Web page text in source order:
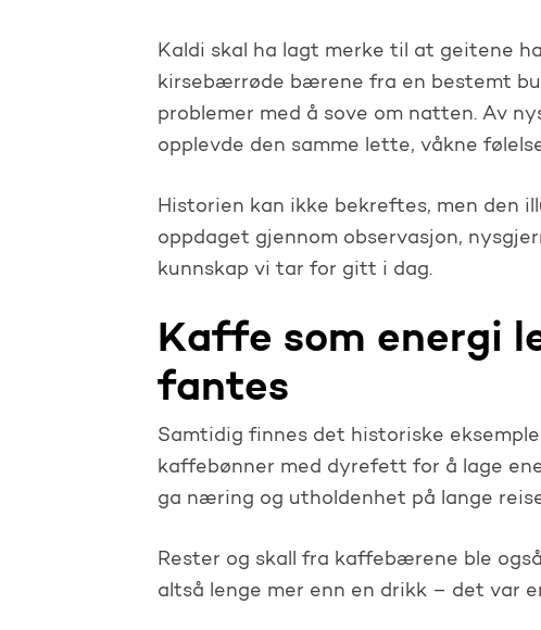
Kaldi skal ha lagt merke til at geitene
kirsebærrøde bærene fra en bestemt
problemer med å sove om natten. Av
opplevde den samme lette, våkne
Historien kan ikke bekreftes, men den
oppdaget gjennom observasjon,
kunnskap vi tar for gitt i dag.
Kaffe som energi
fantes
Samtidig finnes det historiske
kaffebønner med dyrefett for å lage
ga næring og utholdenhet på lange
Rester og skall fra kaffebærene ble
altså lenge mer enn en drikk – det var